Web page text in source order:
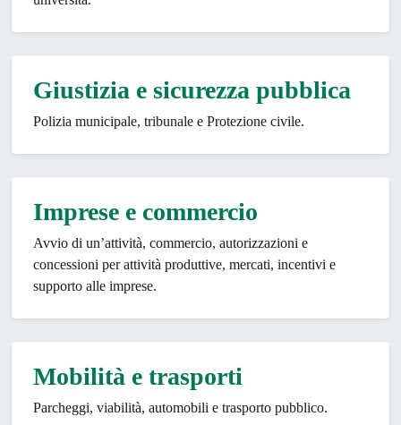
Giustizia e sicurezza pubblica
Polizia municipale, tribunale e Protezione civile.
Imprese e commercio
Avvio di un’attività, commercio, autorizzazioni e
concessioni per attività produttive, mercati, incentivi e
supporto alle imprese.
Mobilità e trasporti
Parcheggi, viabilità, automobili e trasporto pubblico.